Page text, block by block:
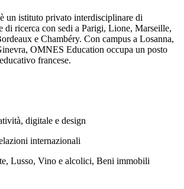
un istituto privato interdisciplinare di
di ricerca con sedi a Parigi, Lione, Marseille,
e Chambéry. Con campus a Losanna,
OMNES Education occupa un posto
francese.
digitale e design
internazionali
Lusso, Vino e alcolici, Beni immobili